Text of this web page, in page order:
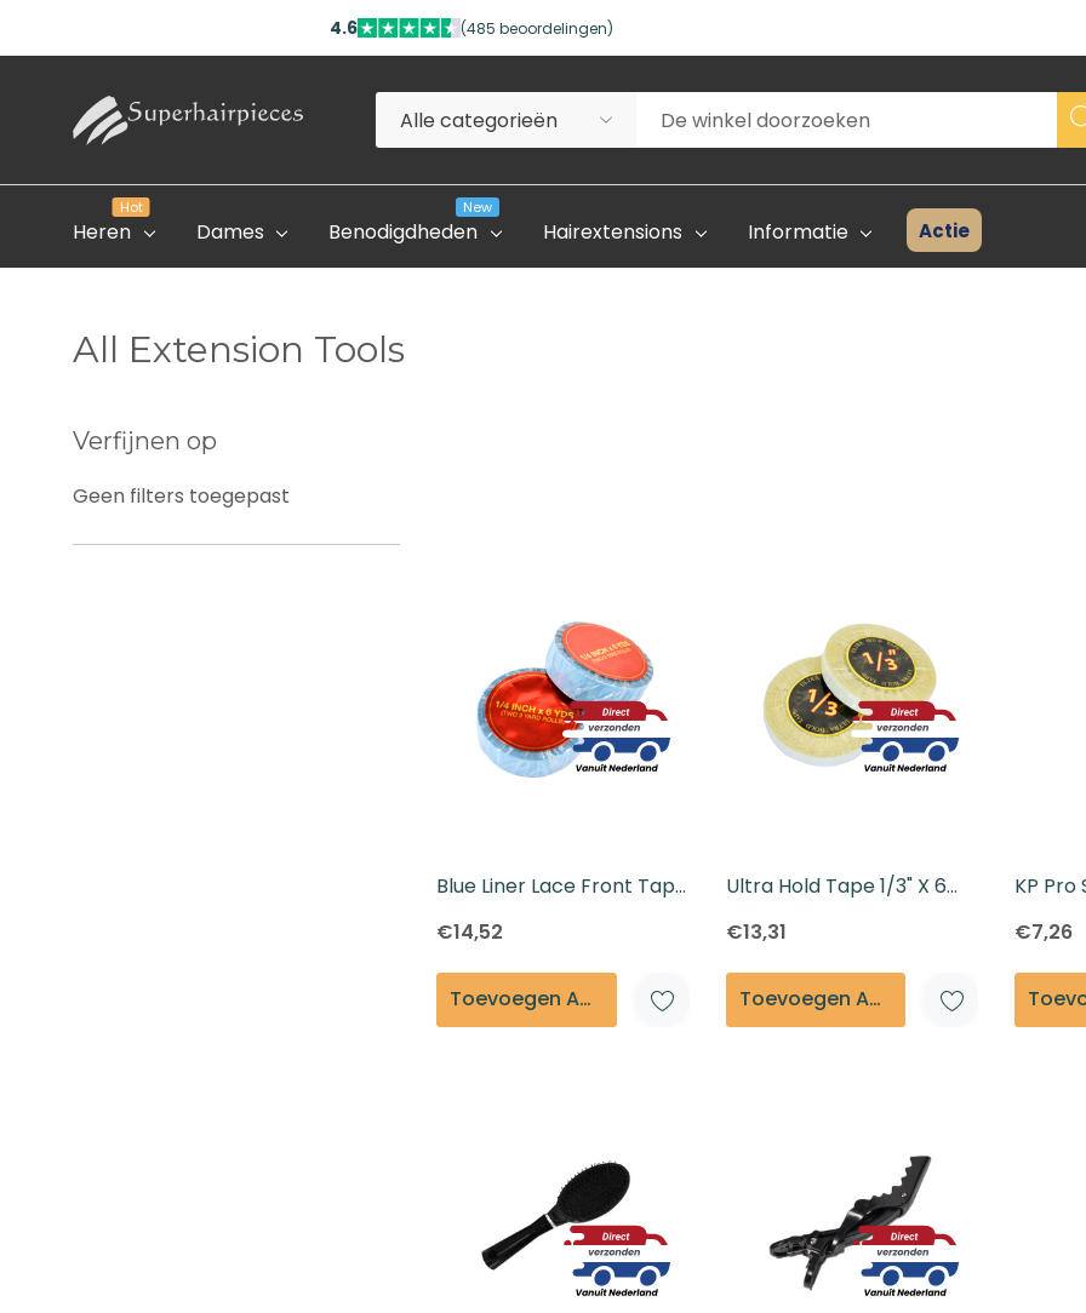
4.6 (485 beoordelingen)
Alle
categorieën
Zoeken
Heren
Hot
Dames Benodigdheden
New
Hairextensions Informatie
Aanvraagformulier
Verzending En Retourneren
Blog
Actie
All Extension Tools
Verfijnen op
Geen filters toegepast
Blue Liner Lace Front Tape
1/4" X 6 Yards
€14,52
Toevoegen Aan Winkelmandje
Ultra Hold Tape 1/3" X 6
Yards
€13,31
Toevoegen Aan Winkelmandje
KP Pro
€7,26